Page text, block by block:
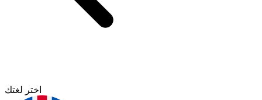
اختر لغتك